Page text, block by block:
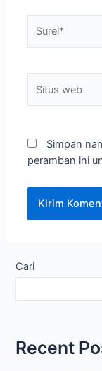
web
Simpan
peramban ini
Cari
Recent